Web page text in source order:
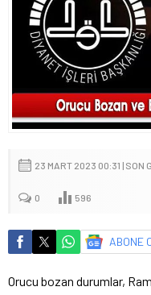
23 MART 2023 00:31 | SON
0 596
ABONE
Orucu bozan durumlar,